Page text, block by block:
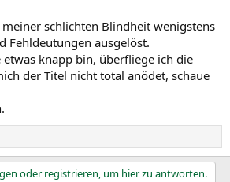
schlichten Blindheit wenigstens
Fehldeutungen ausgelöst.
etwas knapp bin, überfliege ich die
der Titel nicht total anödet, schaue
oder registrieren, um hier zu antworten.